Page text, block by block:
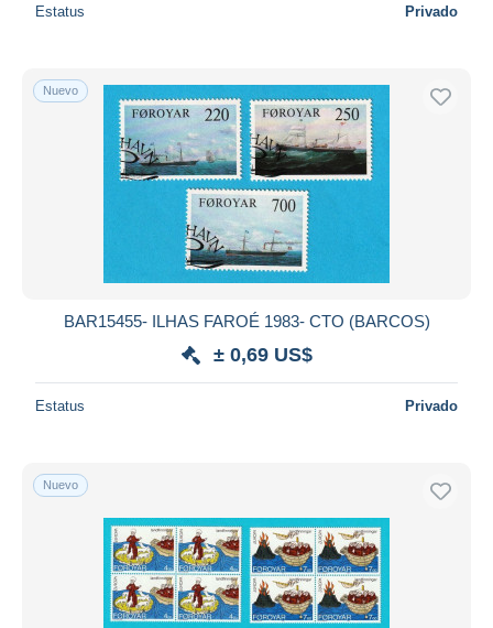
Estatus Privado
Nuevo
BAR15455- ILHAS FAROÉ 1983- CTO (BARCOS)
± 0,69 US$
Estatus Privado
Nuevo